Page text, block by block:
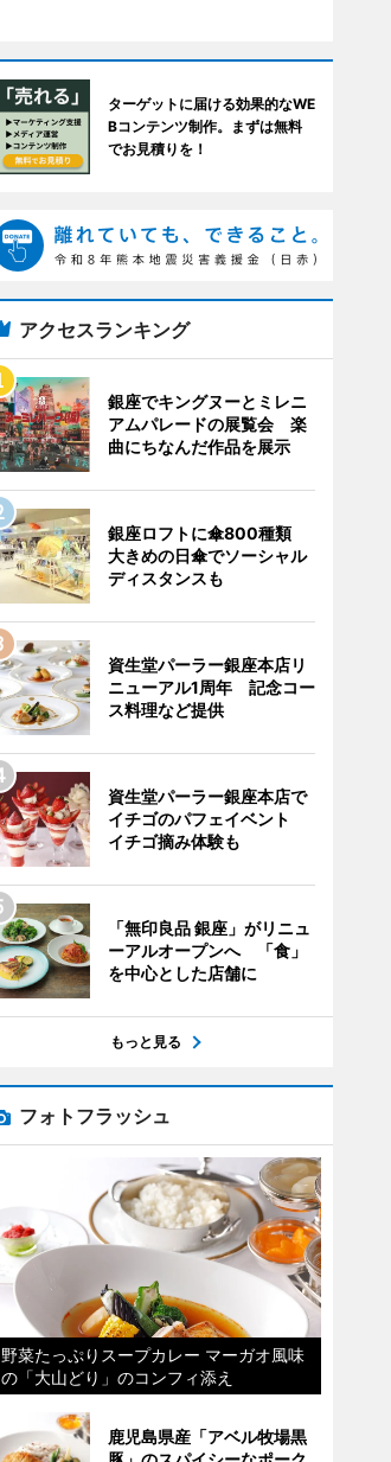
ターゲットに届ける効果的なWE
Bコンテンツ制作。まずは無料
でお見積りを！
アクセスランキング
銀座でキングヌーとミレニ
アムパレードの展覧会 楽
曲にちなんだ作品を展示
銀座ロフトに傘800種類
大きめの日傘でソーシャル
ディスタンスも
資生堂パーラー銀座本店リ
ニューアル1周年 記念コー
ス料理など提供
資生堂パーラー銀座本店で
イチゴのパフェイベント
イチゴ摘み体験も
「無印良品 銀座」がリニュ
ーアルオープンへ 「食」
を中心とした店舗に
もっと見る
フォトフラッシュ
野菜たっぷりスープカレー マーガオ風味
の「大山どり」のコンフィ添え
鹿児島県産「アベル牧場黒